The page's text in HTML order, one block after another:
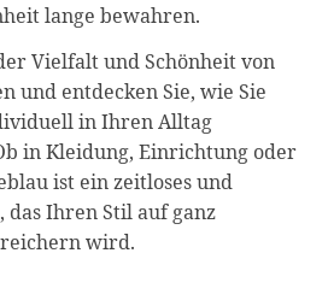
lange bewahren.
Vielfalt und Schönheit von
und entdecken Sie, wie Sie
in Ihren Alltag
in Kleidung, Einrichtung oder
ist ein zeitloses und
das Ihren Stil auf ganz
wird.